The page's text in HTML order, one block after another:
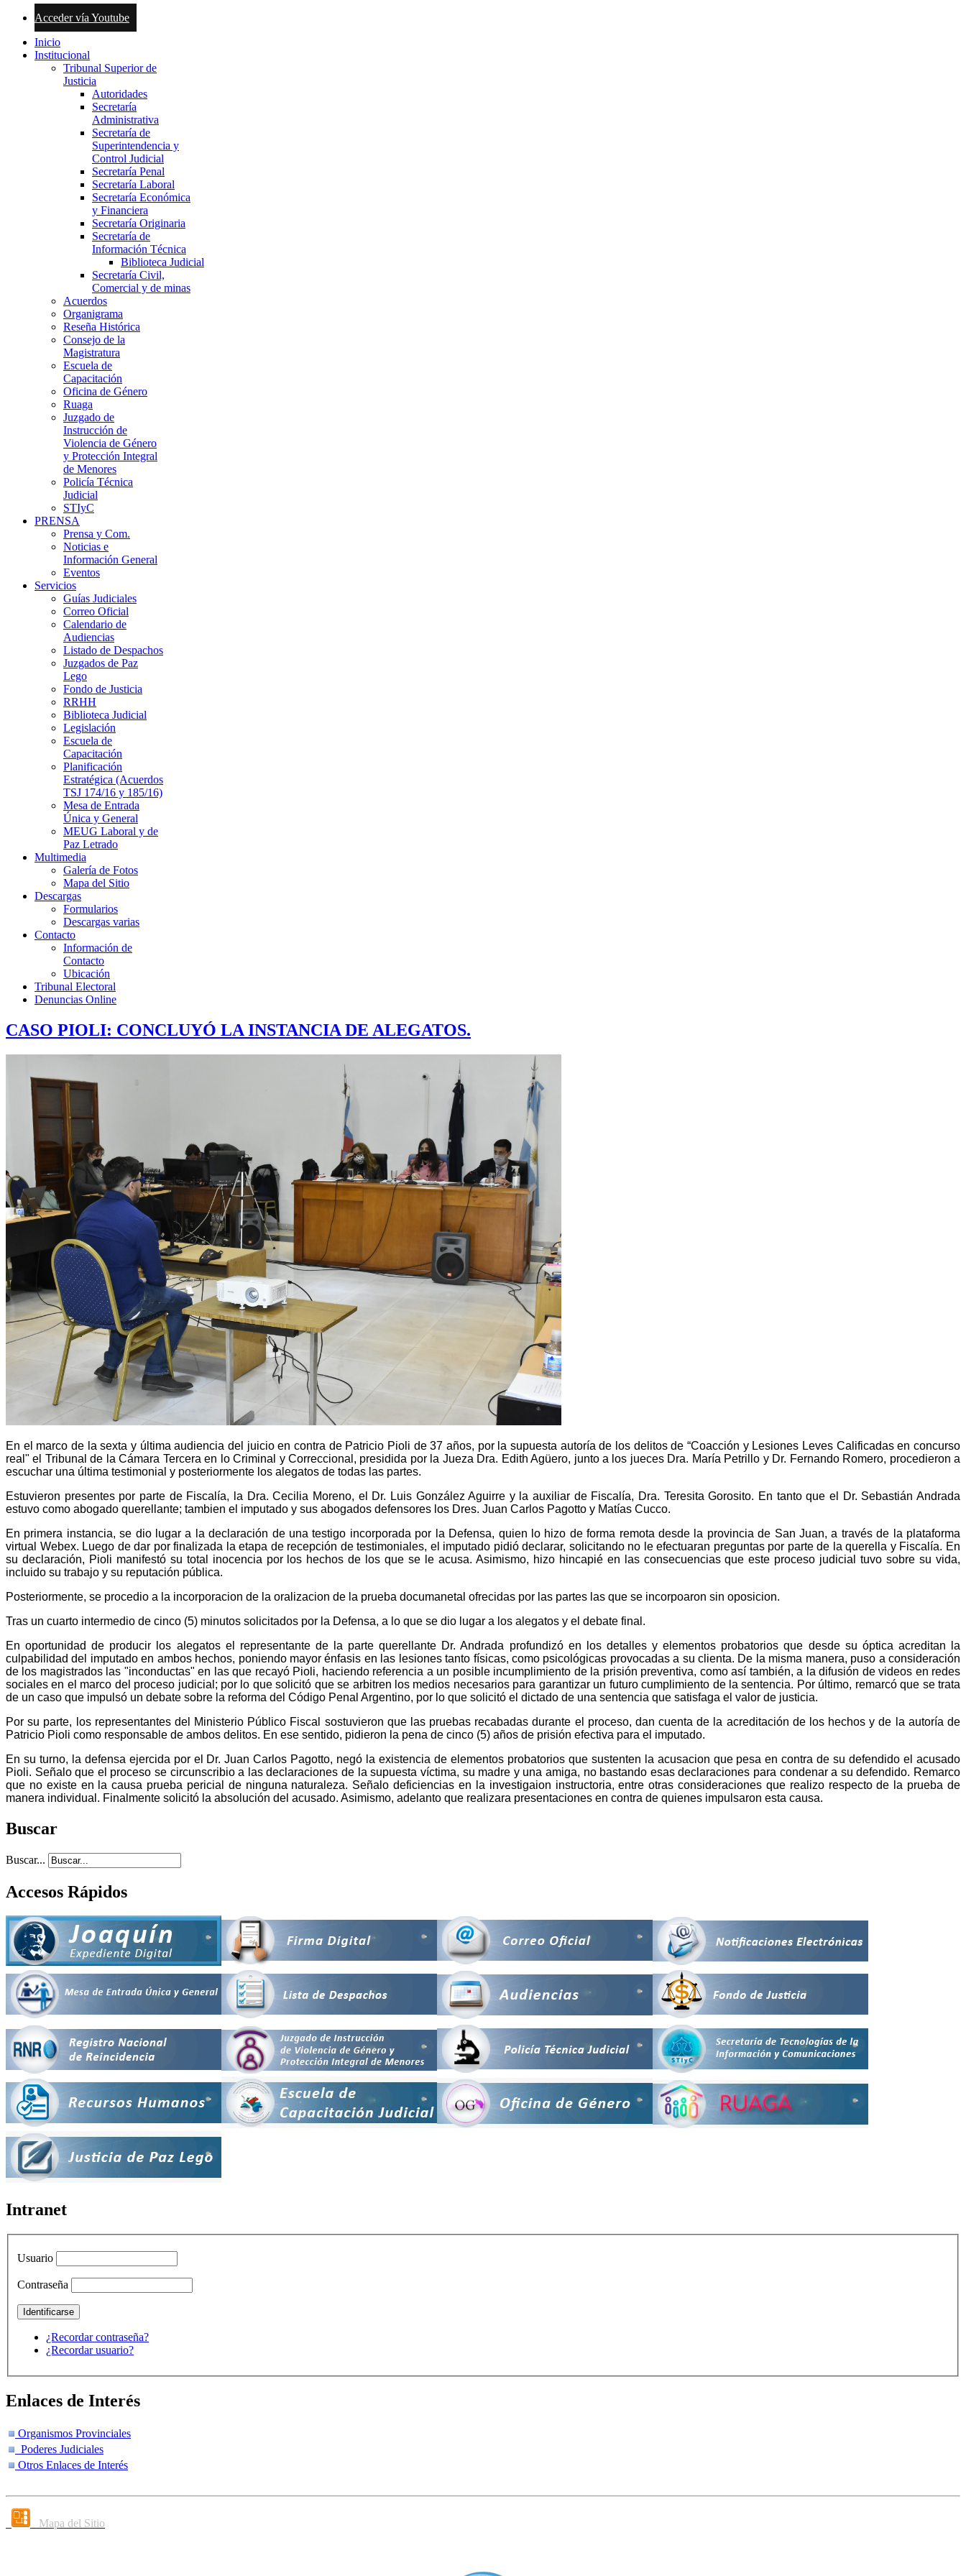
Acceder vía Youtube
Inicio
Institucional
Tribunal Superior de
Justicia
Autoridades
Secretaría
Administrativa
Secretaría de
Superintendencia y
Control Judicial
Secretaría Penal
Secretaría Laboral
Secretaría Económica
y Financiera
Secretaría Originaria
Secretaría de
Información Técnica
Biblioteca Judicial
Secretaría Civil,
Comercial y de minas
Acuerdos
Organigrama
Reseña Histórica
Consejo de la
Magistratura
Escuela de
Capacitación
Oficina de Género
Ruaga
Juzgado de
Instrucción de
Violencia de Género
y Protección Integral
de Menores
Policía Técnica
Judicial
STIyC
PRENSA
Prensa y Com.
Noticias e
Información General
Eventos
Servicios
Guías Judiciales
Correo Oficial
Calendario de
Audiencias
Listado de Despachos
Juzgados de Paz
Lego
Fondo de Justicia
RRHH
Biblioteca Judicial
Legislación
Escuela de
Capacitación
Planificación
Estratégica (Acuerdos
TSJ 174/16 y 185/16)
Mesa de Entrada
Única y General
MEUG Laboral y de
Paz Letrado
Multimedia
Galería de Fotos
Mapa del Sitio
Descargas
Formularios
Descargas varias
Contacto
Información de
Contacto
Ubicación
Tribunal Electoral
Denuncias Online
CASO PIOLI: CONCLUYÓ LA INSTANCIA DE ALEGATOS.
En el marco de la sexta y última audiencia del juicio en contra de Patricio Pioli de 37 años, por la supuesta autoría de los delitos de “Coacción y Lesiones Leves Calificadas en concurso
real" el Tribunal de la Cámara Tercera en lo Criminal y Correccional, presidida por la Jueza Dra. Edith Agüero, junto a los jueces Dra. María Petrillo y Dr. Fernando Romero, procedieron a
escuchar una última testimonial y posteriormente los alegatos de todas las partes.
Estuvieron presentes por parte de Fiscalía, la Dra. Cecilia Moreno, el Dr. Luis González Aguirre y la auxiliar de Fiscalía, Dra. Teresita Gorosito. En tanto que el Dr. Sebastián Andrada
estuvo como abogado querellante; tambien el imputado y sus abogados defensores los Dres. Juan Carlos Pagotto y Matías Cucco.
En primera instancia, se dio lugar a la declaración de una testigo incorporada por la Defensa, quien lo hizo de forma remota desde la provincia de San Juan, a través de la plataforma
virtual Webex. Luego de dar por finalizada la etapa de recepción de testimoniales, el imputado pidió declarar, solicitando no le efectuaran preguntas por parte de la querella y Fiscalía. En
su declaración, Pioli manifestó su total inocencia por los hechos de los que se le acusa. Asimismo, hizo hincapié en las consecuencias que este proceso judicial tuvo sobre su vida,
incluido su trabajo y su reputación pública.
Posteriormente, se procedio a la incorporacion de la oralizacion de la prueba documanetal ofrecidas por las partes las que se incorpoaron sin oposicion.
Tras un cuarto intermedio de cinco (5) minutos solicitados por la Defensa, a lo que se dio lugar a los alegatos y el debate final.
En oportunidad de producir los alegatos el representante de la parte querellante Dr. Andrada profundizó en los detalles y elementos probatorios que desde su óptica acreditan la
culpabilidad del imputado en ambos hechos, poniendo mayor énfasis en las lesiones tanto físicas, como psicológicas provocadas a su clienta. De la misma manera, puso a consideración
de los magistrados las "inconductas" en las que recayó Pioli, haciendo referencia a un posible incumplimiento de la prisión preventiva, como así también, a la difusión de videos en redes
sociales en el marco del proceso judicial; por lo que solicitó que se arbitren los medios necesarios para garantizar un futuro cumplimiento de la sentencia. Por último, remarcó que se trata
de un caso que impulsó un debate sobre la reforma del Código Penal Argentino, por lo que solicitó el dictado de una sentencia que satisfaga el valor de justicia.
Por su parte, los representantes del Ministerio Público Fiscal sostuvieron que las pruebas recabadas durante el proceso, dan cuenta de la acreditación de los hechos y de la autoría de
Patricio Pioli como responsable de ambos delitos. En ese sentido, pidieron la pena de cinco (5) años de prisión efectiva para el imputado.
En su turno, la defensa ejercida por el Dr. Juan Carlos Pagotto, negó la existencia de elementos probatorios que sustenten la acusacion que pesa en contra de su defendido el acusado
Pioli. Señalo que el proceso se circunscribio a las declaraciones de la supuesta víctima, su madre y una amiga, no bastando esas declaraciones para condenar a su defendido. Remarco
que no existe en la causa prueba pericial de ninguna naturaleza. Señalo deficiencias en la investigaion instructoria, entre otras consideraciones que realizo respecto de la prueba de
manera individual. Finalmente solicitó la absolución del acusado. Asimismo, adelanto que realizara presentaciones en contra de quienes impulsaron esta causa.
Buscar
Buscar...
Accesos Rápidos
Intranet
Usuario
Contraseña
¿Recordar contraseña?
¿Recordar usuario?
Enlaces de Interés
Organismos Provinciales
Poderes Judiciales
Otros Enlaces de Interés
Mapa del Sitio